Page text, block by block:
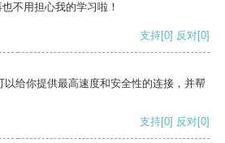
不用担心我的学习啦！
支持[0] 反对[0]
给你提供最高速度和安全性的连接，并帮
支持[0] 反对[0]